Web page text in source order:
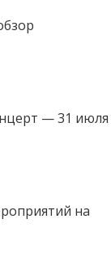
— 31 июля
на